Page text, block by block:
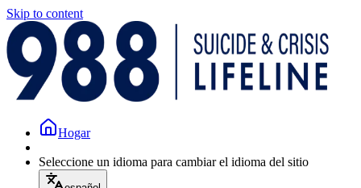
Skip to content
Hogar
Seleccione un idioma para cambiar el idioma del sitio